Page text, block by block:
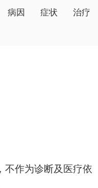
病因 症状
治疗
不作为诊断及医疗依